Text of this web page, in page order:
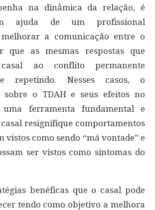
na dinâmica da relação, é
ajuda de um profissional
melhorar a comunicação entre o
que as mesmas respostas que
ao conflito permanente
repetindo. Nesses casos, o
sobre o TDAH e seus efeitos no
uma ferramenta fundamental e
resignifique comportamentos
vistos como sendo “má vontade” e
ser vistos como sintomas do
benéficas que o casal pode
tendo como objetivo a melhora